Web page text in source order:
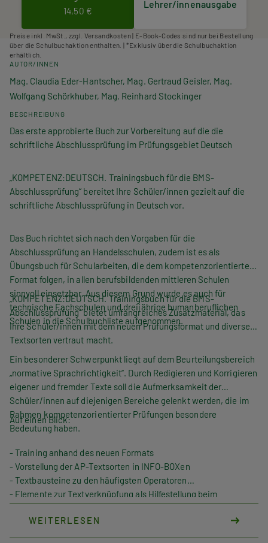
14,50 €
Lehrer/innenausgabe
Preise inkl. MwSt., zzgl. Versandkosten | E-Book-Codes sind nur bei Bestellung
über die Schulbuchaktion enthalten. | *Exklusiv über die Schulbuchaktion
erhältlich.
AUTOR/INNEN
Mag. Claudia Eder-Hantscher, Mag. Gertraud Geisler, Mag.
Wolfgang Schörkhuber, Mag. Reinhard Stockinger
BESCHREIBUNG
Das erste approbierte Buch zur Vorbereitung auf die die
schriftliche Abschlussprüfung im Prüfungsgebiet Deutsch
„KOMPETENZ:DEUTSCH. Trainingsbuch für die BMS-
Abschlussprüfung“ bereitet Ihre Schüler/innen gezielt auf die
schriftliche Abschlussprüfung in Deutsch vor.
Das Buch richtet sich nach den Vorgaben für die
Abschlussprüfung an Handelsschulen, zudem ist es als
Übungsbuch für Schularbeiten, die dem kompetenzorientierten
Format folgen, in allen berufsbildenden mittleren Schulen
sinnvoll einsetzbar. Aus diesem Grund wurde es auch für
technische Fachschulen und dreijährige humanberuflichen
Schulen in die Schulbuchliste aufgenommen.
„KOMPETENZ:DEUTSCH. Trainingsbuch für die BMS-
Abschlussprüfung“ bietet umfangreiches Zusatzmaterial, das
Ihre Schüler/innen mit dem neuen Prüfungsformat und diversen
Textsorten vertraut macht.
Ein besonderer Schwerpunkt liegt auf dem Beurteilungsbereich
„normative Sprachrichtigkeit“. Durch Redigieren und Korrigieren
eigener und fremder Texte soll die Aufmerksamkeit der
Schüler/innen auf diejenigen Bereiche gelenkt werden, die im
Rahmen kompetenzorientierter Prüfungen besondere
Bedeutung haben.
Auf einen Blick:
- Training anhand des neuen Formats
- Vorstellung der AP-Textsorten in INFO-BOXen
- Textbausteine zu den häufigsten Operatoren
- Elemente zur Textverknüpfung als Hilfestellung beim
- Glossar zu den Fachausdrücken der neuen HAS-
Abschlussprüfung
WEITERLESEN